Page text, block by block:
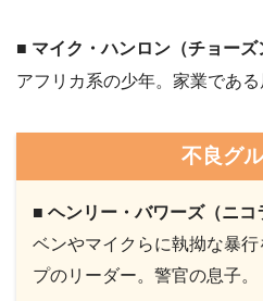
■ マイク・ハンロン（チョーズ
アフリカ系の少年。家業である
不良グ
■ ヘンリー・バワーズ（ニコ
ベンやマイクらに執拗な暴
プのリーダー。警官の息子。